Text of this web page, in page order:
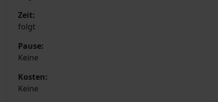
Zeit:
folgt
Pause:
Keine
Kosten:
Keine